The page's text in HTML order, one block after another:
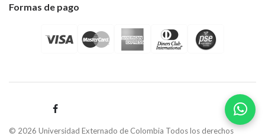
Formas de pago
© 2026 Universidad Externado de Colombia Todos los derechos